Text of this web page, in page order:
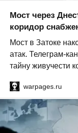
Мост через
коридор
Мост в Затоке
атак. Телеграм-
тайну живучести
warpages.ru